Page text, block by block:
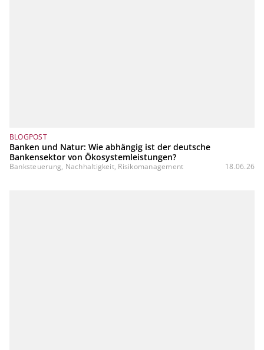
BLOGPOST
Banken und Natur: Wie abhängig ist der deutsche
Bankensektor von Ökosystemleistungen?
Banksteuerung, Nachhaltigkeit, Risikomanagement 18.06.26